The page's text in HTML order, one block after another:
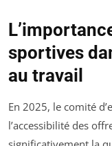
sportives
au travail
En 2025, le comité
l’accessibilité des